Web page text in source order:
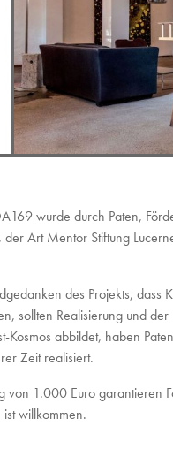
wurde durch Paten,
der Art Mentor Stiftung
des Projekts, dass
sollten Realisierung und
Kosmos abbildet, haben
Zeit realisiert.
von 1.000 Euro garantieren
willkommen.